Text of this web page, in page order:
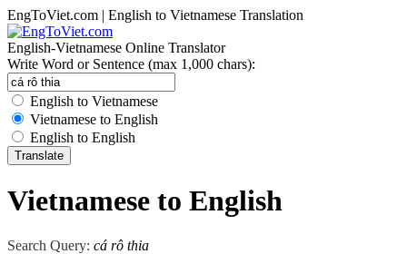
EngToViet.com | English to Vietnamese Translation
English-Vietnamese Online Translator
Write Word or Sentence (max 1,000 chars):
English to Vietnamese
Vietnamese to English
English to English
Vietnamese to English
Search Query: cá rô thia